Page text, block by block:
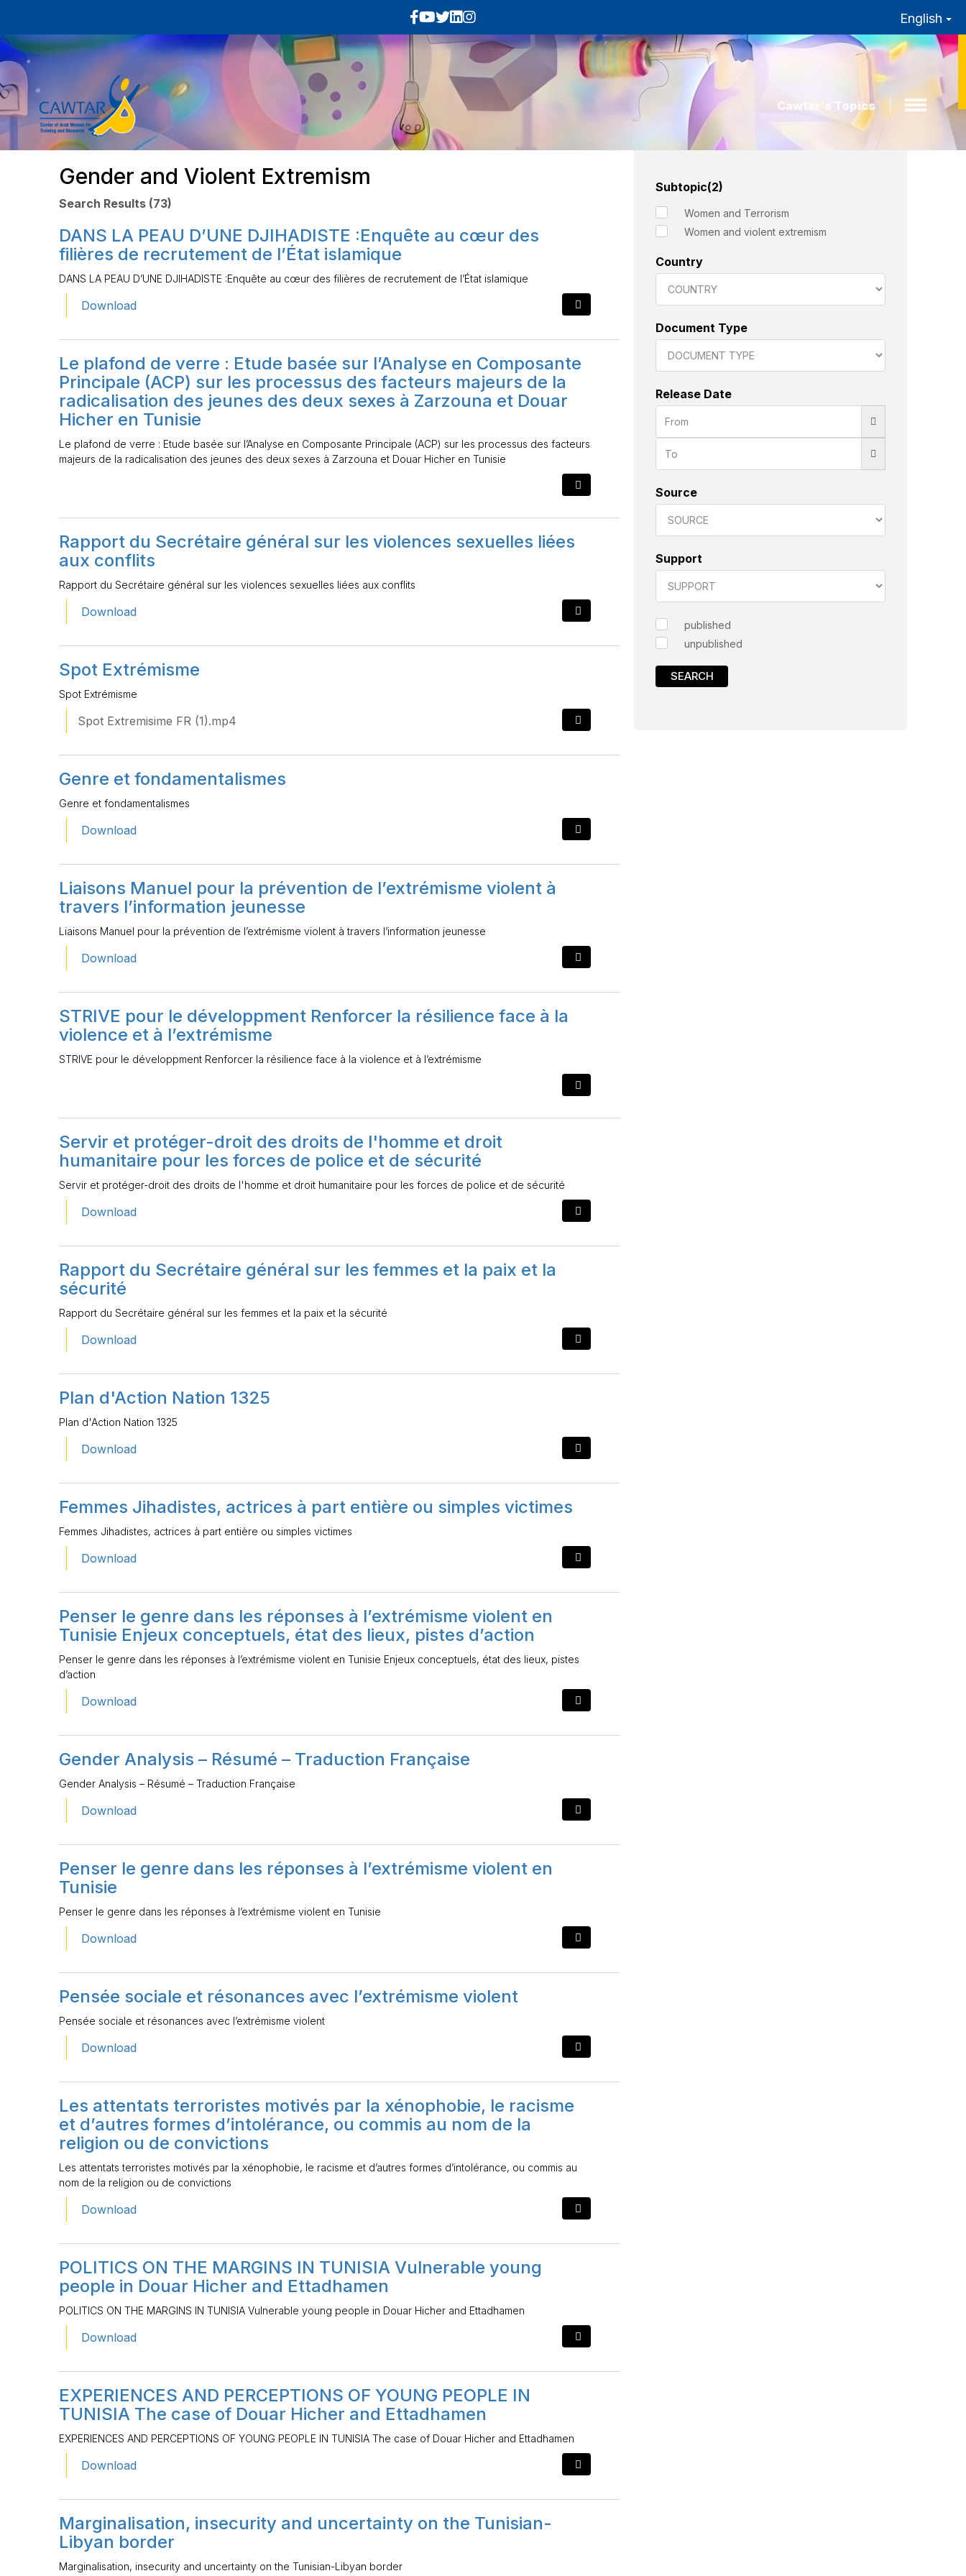
English
Cawtar’s Topics
Gender and Violent Extremism
Search Results (73)
DANS LA PEAU D’UNE DJIHADISTE :Enquête au cœur des
filières de recrutement de l’État islamique
DANS LA PEAU D’UNE DJIHADISTE :Enquête au cœur des filières de recrutement de l’État islamique
Download
Le plafond de verre : Etude basée sur l’Analyse en Composante
Principale (ACP) sur les processus des facteurs majeurs de la
radicalisation des jeunes des deux sexes à Zarzouna et Douar
Hicher en Tunisie
Le plafond de verre : Etude basée sur l’Analyse en Composante Principale (ACP) sur les processus des facteurs
majeurs de la radicalisation des jeunes des deux sexes à Zarzouna et Douar Hicher en Tunisie
Rapport du Secrétaire général sur les violences sexuelles liées
aux conflits
Rapport du Secrétaire général sur les violences sexuelles liées aux conflits
Download
Spot Extrémisme
Spot Extrémisme
Spot Extremisime FR (1).mp4
Genre et fondamentalismes
Genre et fondamentalismes
Download
Liaisons Manuel pour la prévention de l’extrémisme violent à
travers l’information jeunesse
Liaisons Manuel pour la prévention de l’extrémisme violent à travers l’information jeunesse
Download
STRIVE pour le développment Renforcer la résilience face à la
violence et à l’extrémisme
STRIVE pour le développment Renforcer la résilience face à la violence et à l’extrémisme
Servir et protéger-droit des droits de l'homme et droit
humanitaire pour les forces de police et de sécurité
Servir et protéger-droit des droits de l'homme et droit humanitaire pour les forces de police et de sécurité
Download
Rapport du Secrétaire général sur les femmes et la paix et la
sécurité
Rapport du Secrétaire général sur les femmes et la paix et la sécurité
Download
Plan d'Action Nation 1325
Plan d'Action Nation 1325
Download
Femmes Jihadistes, actrices à part entière ou simples victimes
Femmes Jihadistes, actrices à part entière ou simples victimes
Download
Penser le genre dans les réponses à l’extrémisme violent en
Tunisie Enjeux conceptuels, état des lieux, pistes d’action
Penser le genre dans les réponses à l’extrémisme violent en Tunisie Enjeux conceptuels, état des lieux, pistes
d’action
Download
Gender Analysis – Résumé – Traduction Française
Gender Analysis – Résumé – Traduction Française
Download
Penser le genre dans les réponses à l’extrémisme violent en
Tunisie
Penser le genre dans les réponses à l’extrémisme violent en Tunisie
Download
Pensée sociale et résonances avec l’extrémisme violent
Pensée sociale et résonances avec l’extrémisme violent
Download
Les attentats terroristes motivés par la xénophobie, le racisme
et d’autres formes d’intolérance, ou commis au nom de la
religion ou de convictions
Les attentats terroristes motivés par la xénophobie, le racisme et d’autres formes d’intolérance, ou commis au
nom de la religion ou de convictions
Download
POLITICS ON THE MARGINS IN TUNISIA Vulnerable young
people in Douar Hicher and Ettadhamen
POLITICS ON THE MARGINS IN TUNISIA Vulnerable young people in Douar Hicher and Ettadhamen
Download
EXPERIENCES AND PERCEPTIONS OF YOUNG PEOPLE IN
TUNISIA The case of Douar Hicher and Ettadhamen
EXPERIENCES AND PERCEPTIONS OF YOUNG PEOPLE IN TUNISIA The case of Douar Hicher and Ettadhamen
Download
Marginalisation, insecurity and uncertainty on the Tunisian-
Libyan border
Marginalisation, insecurity and uncertainty on the Tunisian-Libyan border
Subtopic(2)
Women and Terrorism
Women and violent extremism
Country
Document Type
Release Date
Source
Support
published
unpublished
SEARCH